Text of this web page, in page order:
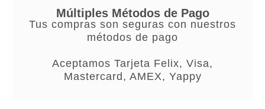
Múltiples Métodos de Pago
Tus compras son seguras con nuestros
métodos de pago
Aceptamos Tarjeta Felix, Visa,
Mastercard, AMEX, Yappy